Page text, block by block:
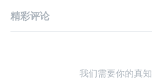
精彩评论
我们需要你的真